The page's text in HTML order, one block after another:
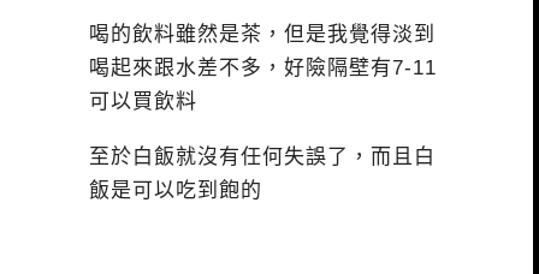
喝的飲料雖然是茶，但是我覺得淡到
喝起來跟水差不多，好險隔壁有7-11
可以買飲料
至於白飯就沒有任何失誤了，而且白
飯是可以吃到飽的